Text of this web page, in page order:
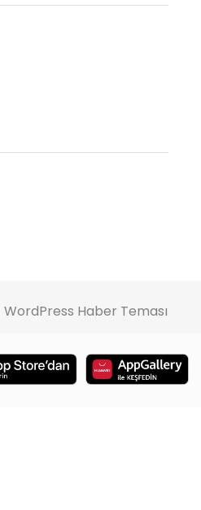
WordPress Haber Teması